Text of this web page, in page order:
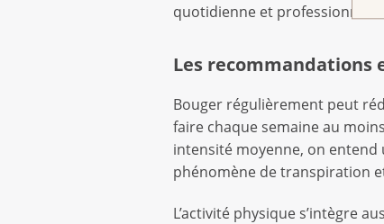
quotidienne et professionnelle
Les recommandations
Bouger régulièrement peut
faire chaque semaine au
intensité moyenne, on
phénomène de transpiration
L’activité physique s’intègre